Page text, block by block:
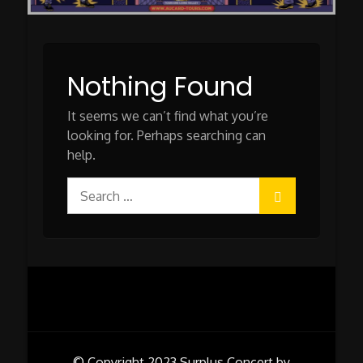
Nothing Found
It seems we can’t find what you’re
looking for. Perhaps searching can
help.
for: